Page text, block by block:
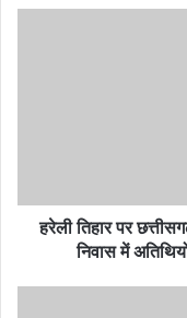
हरेली तिहार पर
निवास में